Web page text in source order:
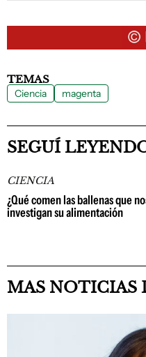
TEMAS
Ciencia magenta
SEGUÍ
CIENCIA
¿Qué comen las ballenas que
investigan su alimentación
MAS NOTICIAS